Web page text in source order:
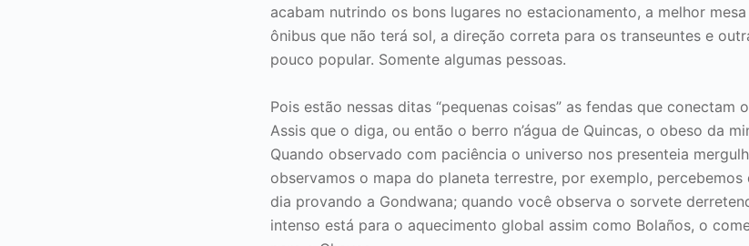
acabam nutrindo os bons lugares no estacionamento, a melhor
ônibus que não terá sol, a direção correta para os transeuntes e
pouco popular. Somente algumas pessoas.
Pois estão nessas ditas “pequenas coisas” as fendas que conectam
Assis que o diga, ou então o berro n’água de Quincas, o obeso da
Quando observado com paciência o universo nos presenteia
observamos o mapa do planeta terrestre, por exemplo,
dia provando a Gondwana; quando você observa o sorvete
intenso está para o aquecimento global assim como Bolaños, o